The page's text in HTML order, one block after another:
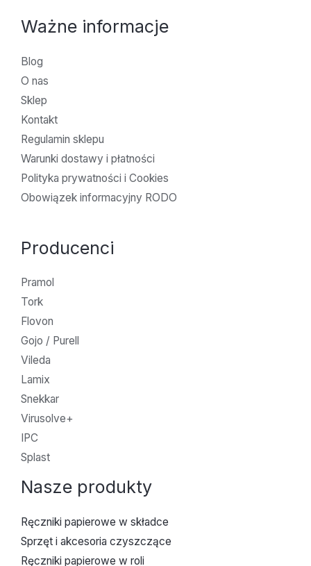
Ważne informacje
Blog
O nas
Sklep
Kontakt
Regulamin sklepu
Warunki dostawy i płatności
Polityka prywatności i Cookies
Obowiązek informacyjny RODO
Producenci
Pramol
Tork
Flovon
Gojo / Purell
Vileda
Lamix
Snekkar
Virusolve+
IPC
Splast
Nasze produkty
Ręczniki papierowe w składce
Sprzęt i akcesoria czyszczące
Ręczniki papierowe w roli